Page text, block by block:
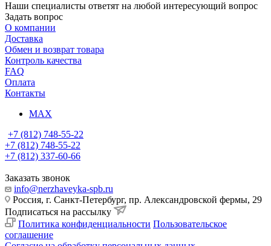
Наши специалисты ответят на любой интересующий вопрос
Задать вопрос
О компании
Доставка
Обмен и возврат товара
Контроль качества
FAQ
Оплата
Контакты
MAX
+7 (812) 748-55-22
+7 (812) 748-55-22
+7 (812) 337-60-66
Заказать звонок
info@nerzhaveyka-spb.ru
Россия, г. Санкт-Петербург, пр. Александровской фермы, 29
Подписаться на рассылку
Политика конфиденциальности Пользовательское
соглашение